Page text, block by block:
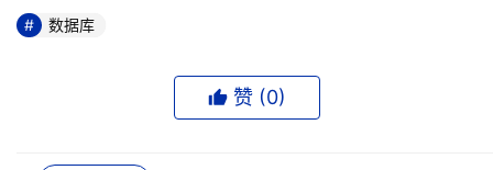
数据库
赞 (0)